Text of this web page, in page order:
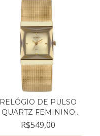
RELÓGIO DE PULSO
QUARTZ FEMININO
EURO EU...
R$549,00